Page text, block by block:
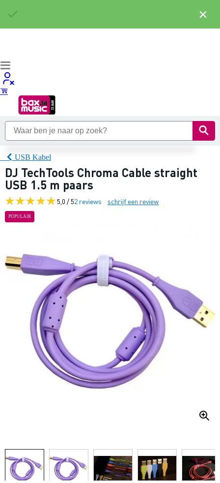
USB Kabel
DJ TechTools Chroma Cable straight
USB 1.5 m paars
5,0 / 52 reviews schrijf een review
POPULAIR
×